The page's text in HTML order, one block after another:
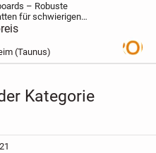
– Robuste
für schwierigen
Waffleboards sind stabile
aus
Kunststoff (GFK).
um Fahrzeugen
(Taunus)
Kategorie